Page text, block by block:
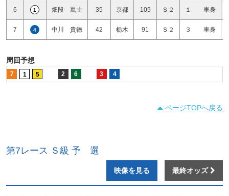
6 1 畑段 嵐士 35 京都 105 Ｓ２ １ 車身
7 4 中川 貴徳 42 栃木 91 Ｓ２ ３ 車身
周回予想
7 1 5 2 6 3 4
ページTOPへ戻る
第7レース Ｓ級 予 選
映像を見る 最終オッズ